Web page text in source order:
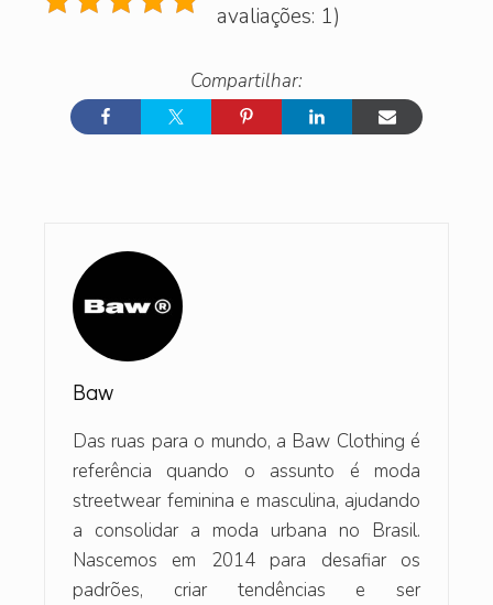
avaliações: 1)
Baw
Das ruas para o mundo, a Baw Clothing é
referência quando o assunto é moda
streetwear feminina e masculina, ajudando
a consolidar a moda urbana no Brasil.
Nascemos em 2014 para desafiar os
padrões, criar tendências e ser